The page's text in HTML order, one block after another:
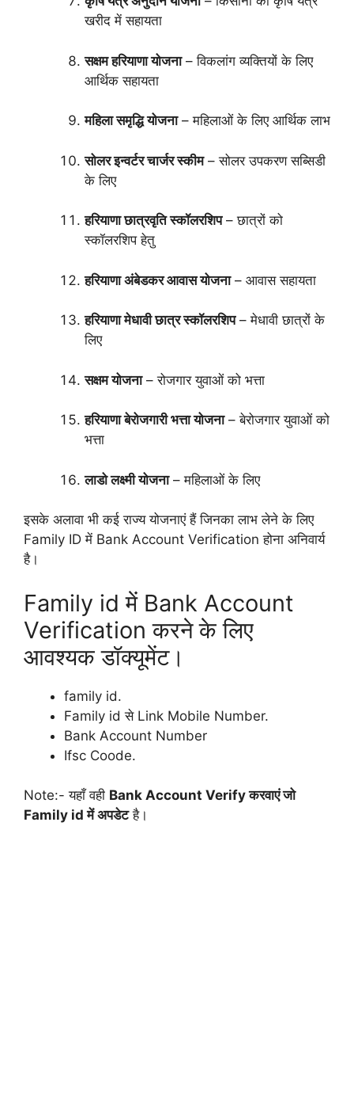
खरीद में सहायता
सक्षम हरियाणा योजना– विकलांग व्यक्तियों के लिए
आर्थिक सहायता
महिला समृद्धि योजना– महिलाओं के लिए आर्थिक लाभ
सोलर इन्वर्टर चार्जर स्कीम– सोलर उपकरण सब्सिडी
के लिए
हरियाणा छात्रवृति स्कॉलरशिप– छात्रों को
स्कॉलरशिप हेतु
हरियाणा अंबेडकर आवास योजना– आवास सहायता
हरियाणा मेधावी छात्र स्कॉलरशिप– मेधावी छात्रों के
लिए
सक्षम योजना– रोजगार युवाओं को भत्ता
हरियाणा बेरोजगारी भत्ता योजना– बेरोजगार युवाओं को
भत्ता
लाडो लक्ष्मी योजना– महिलाओं के लिए
इसके अलावा भी कई राज्य योजनाएं हैं जिनका लाभ लेने के लिए
Family ID में Bank Account Verification होना अनिवार्य
है।
Family id में Bank Account
Verification करने के लिए
आवश्यक डॉक्यूमेंट।
family id.
Family id से Link Mobile Number.
Bank Account Number
Ifsc Coode.
Note:- यहाँ वही Bank Account Verify करवाएं जो
Family id में अपडेटहै।